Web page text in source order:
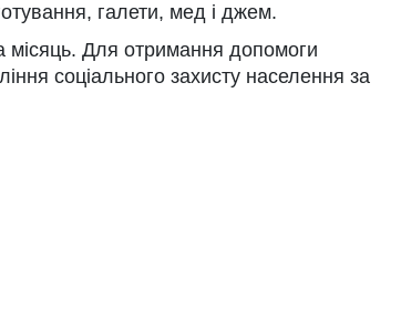
галети, мед і джем.
Для отримання допомоги
соціального захисту населення за